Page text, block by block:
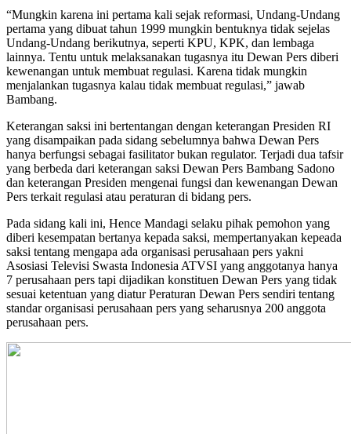
“Mungkin karena ini pertama kali sejak reformasi, Undang-Undang
pertama yang dibuat tahun 1999 mungkin bentuknya tidak sejelas
Undang-Undang berikutnya, seperti KPU, KPK, dan lembaga
lainnya. Tentu untuk melaksanakan tugasnya itu Dewan Pers diberi
kewenangan untuk membuat regulasi. Karena tidak mungkin
menjalankan tugasnya kalau tidak membuat regulasi,” jawab
Bambang.
Keterangan saksi ini bertentangan dengan keterangan Presiden RI
yang disampaikan pada sidang sebelumnya bahwa Dewan Pers
hanya berfungsi sebagai fasilitator bukan regulator. Terjadi dua tafsir
yang berbeda dari keterangan saksi Dewan Pers Bambang Sadono
dan keterangan Presiden mengenai fungsi dan kewenangan Dewan
Pers terkait regulasi atau peraturan di bidang pers.
Pada sidang kali ini, Hence Mandagi selaku pihak pemohon yang
diberi kesempatan bertanya kepada saksi, mempertanyakan kepeada
saksi tentang mengapa ada organisasi perusahaan pers yakni
Asosiasi Televisi Swasta Indonesia ATVSI yang anggotanya hanya
7 perusahaan pers tapi dijadikan konstituen Dewan Pers yang tidak
sesuai ketentuan yang diatur Peraturan Dewan Pers sendiri tentang
standar organisasi perusahaan pers yang seharusnya 200 anggota
perusahaan pers.